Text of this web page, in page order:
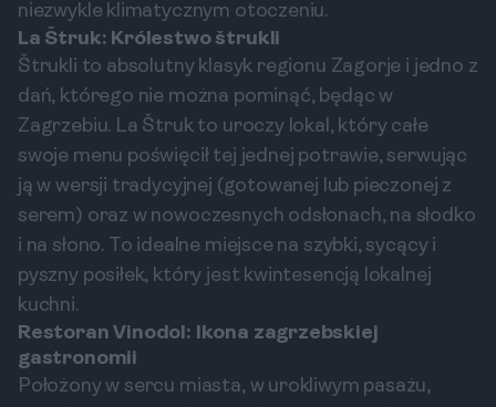
niezwykle klimatycznym otoczeniu.
La Štruk: Królestwo štrukli
Štrukli to absolutny klasyk regionu Zagorje i jedno z
dań, którego nie można pominąć, będąc w
Zagrzebiu. La Štruk to uroczy lokal, który całe
swoje menu poświęcił tej jednej potrawie, serwując
ją w wersji tradycyjnej (gotowanej lub pieczonej z
serem) oraz w nowoczesnych odsłonach, na słodko
i na słono. To idealne miejsce na szybki, sycący i
pyszny posiłek, który jest kwintesencją lokalnej
kuchni.
Restoran Vinodol: Ikona zagrzebskiej
gastronomii
Położony w sercu miasta, w urokliwym pasażu,